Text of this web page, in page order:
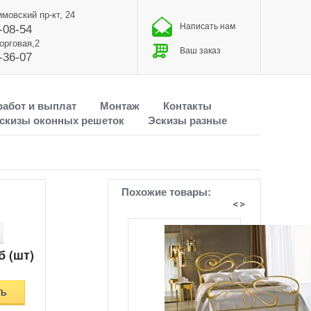
пр-кт, 24
54
07
Написать нам
Ваш заказ
и выплат Монтаж
Контакты
оконных решеток Эскизы разные
(шт)
Похожие товары: